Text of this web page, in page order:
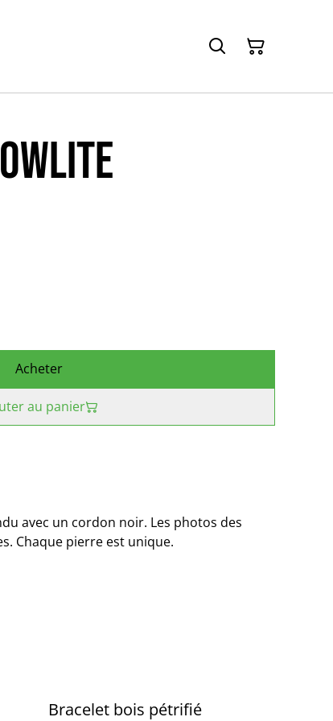
Acheter
au panier
avec un cordon noir. Les photos des
Chaque pierre est unique.
Bracelet bois pétrifié